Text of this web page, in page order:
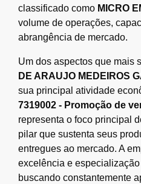
classificado como MICRO
volume de operações,
abrangência de mercado.
Um dos aspectos que mais
DE ARAUJO MEDEIROS
sua principal atividade
7319002 - Promoção de
representa o foco principal
pilar que sustenta seus
entregues ao mercado. A
excelência e
buscando constantemente